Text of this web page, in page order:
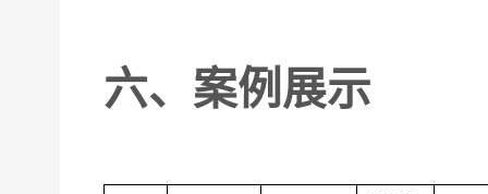
六、 案例展示